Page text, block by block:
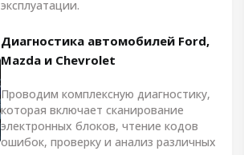
эксплуатации.
Диагностика автомобилей Ford,
Mazda и Chevrolet
Проводим комплексную диагностику,
которая включает сканирование
электронных блоков, чтение кодов
ошибок, проверку и анализ различных